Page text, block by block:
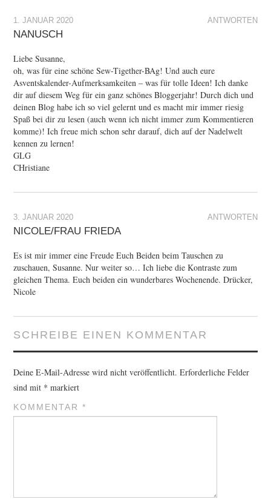
ANTWORTEN
1. JANUAR 2020
NANUSCH
Liebe Susanne,
oh, was für eine schöne Sew-Tigether-BAg! Und auch eure
Asventskalender-Aufmerksamkeiten – was für tolle Ideen! Ich danke
dir auf diesem Weg für ein ganz schönes Bloggerjahr! Durch dich und
deinen Blog habe ich so viel gelernt und es macht mir immer riesig
Spaß bei dir zu lesen (auch wenn ich nicht immer zum Kommentieren
komme)! Ich freue mich schon sehr darauf, dich auf der Nadelwelt
kennen zu lernen!
GLG
CHristiane
ANTWORTEN
3. JANUAR 2020
NICOLE/FRAU FRIEDA
Es ist mir immer eine Freude Euch Beiden beim Tauschen zu
zuschauen, Susanne. Nur weiter so… Ich liebe die Kontraste zum
gleichen Thema. Euch beiden ein wunderbares Wochenende. Drücker,
Nicole
SCHREIBE EINEN KOMMENTAR
Deine E-Mail-Adresse wird nicht veröffentlicht. Erforderliche Felder
sind mit * markiert
KOMMENTAR*